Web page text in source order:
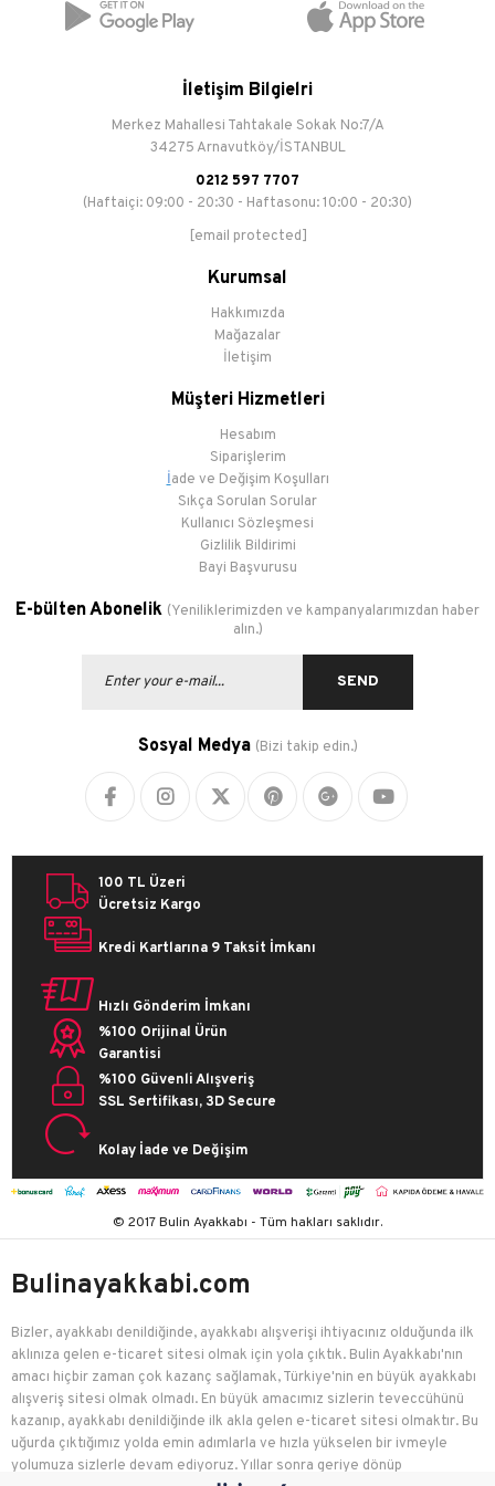
İletişim Bilgielri
Merkez Mahallesi Tahtakale Sokak No:7/A
34275 Arnavutköy/İSTANBUL
0212 597 7707
(Haftaiçi: 09:00 - 20:30 - Haftasonu: 10:00 - 20:30)
[email protected]
Kurumsal
Hakkımızda
Mağazalar
İletişim
Müşteri Hizmetleri
Hesabım
Siparişlerim
İade ve Değişim Koşulları
Sıkça Sorulan Sorular
Kullanıcı Sözleşmesi
Gizlilik Bildirimi
Bayi Başvurusu
E-bülten Abonelik (Yeniliklerimizden ve kampanyalarımızdan haber
alın.)
SEND
Sosyal Medya (Bizi takip edin.)
100 TL Üzeri
Ücretsiz Kargo
Kredi Kartlarına 9 Taksit İmkanı
Hızlı Gönderim İmkanı
%100 Orijinal Ürün
Garantisi
%100 Güvenli Alışveriş
SSL Sertifikası, 3D Secure
Kolay İade ve Değişim
© 2017 Bulin Ayakkabı - Tüm hakları saklıdır.
Bulinayakkabi.com
Bizler, ayakkabı denildiğinde, ayakkabı alışverişi ihtiyacınız olduğunda ilk
aklınıza gelen e-ticaret sitesi olmak için yola çıktık. Bulin Ayakkabı'nın
amacı hiçbir zaman çok kazanç sağlamak, Türkiye'nin en büyük ayakkabı
alışveriş sitesi olmak olmadı. En büyük amacımız sizlerin teveccühünü
kazanıp, ayakkabı denildiğinde ilk akla gelen e-ticaret sitesi olmaktır. Bu
uğurda çıktığımız yolda emin adımlarla ve hızla yükselen bir ivmeyle
yolumuza sizlerle devam ediyoruz. Yıllar sonra geriye dönüp